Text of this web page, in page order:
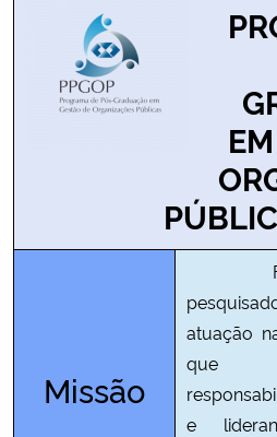
Ministério da Cidadania
Ministério da Saúde
Ministério da Ciência, Tecnologia,
Ministério do Meio Ambiente
Ministério do Desenvolvimento Regional
Missão
atuação
que
e